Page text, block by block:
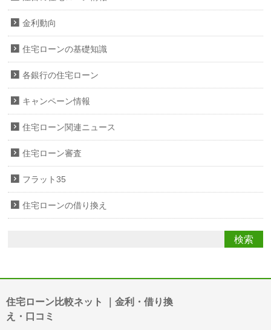
金利動向
住宅ローンの基礎知識
各銀行の住宅ローン
キャンペーン情報
住宅ローン関連ニュース
住宅ローン審査
フラット35
住宅ローンの借り換え
住宅ローン比較ネット ｜金利・借り換
え・口コミ